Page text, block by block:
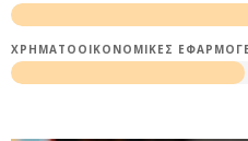
ΧΡΗΜΑΤΟΟΙΚΟΝΟΜΙΚΈΣ